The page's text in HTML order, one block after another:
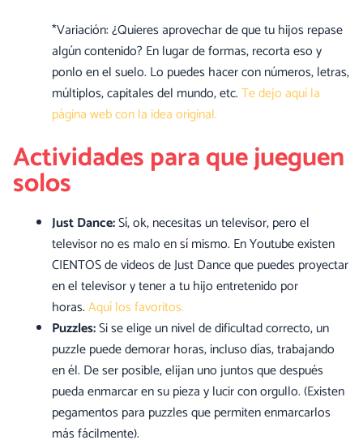
*Variación: ¿Quieres aprovechar de que tu hijos repase
algún contenido? En lugar de formas, recorta eso y
ponlo en el suelo. Lo puedes hacer con números, letras,
múltiplos, capitales del mundo, etc.Te dejo aquí la
página web con la idea original.
Actividades para que jueguen
solos
Just Dance:Sí, ok, necesitas un televisor, pero el
televisor no es malo en sí mismo. En Youtube existen
CIENTOS de videos de Just Dance que puedes proyectar
en el televisor y tener a tu hijo entretenido por
horas.Aquí los favoritos.
Puzzles:Si se elige un nivel de dificultad correcto, un
puzzle puede demorar horas, incluso días, trabajando
en él. De ser posible, elijan uno juntos que después
pueda enmarcar en su pieza y lucir con orgullo. (Existen
pegamentos para puzzles que permiten enmarcarlos
más fácilmente).